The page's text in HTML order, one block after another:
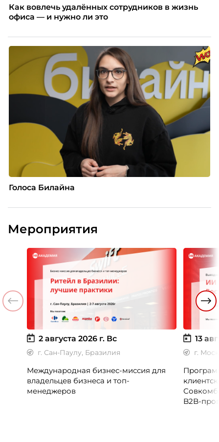
Как вовлечь удалённых сотрудников в жизнь
офиса — и нужно ли это
Голоса Билайна
Мероприятия
2 августа 2026 г. Вс
г. Сан-Паулу, Бразилия
Международная бизнес-миссия для
владельцев бизнеса и топ-
менеджеров
13
г.
B2B-